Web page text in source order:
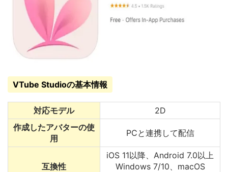
VTube Studioの基本情報
対応モデル
2D
作成したアバターの使
用
PCと連携して配信
互換性
iOS 11以降、Android 7.0以上
Windows 7/10、macOS